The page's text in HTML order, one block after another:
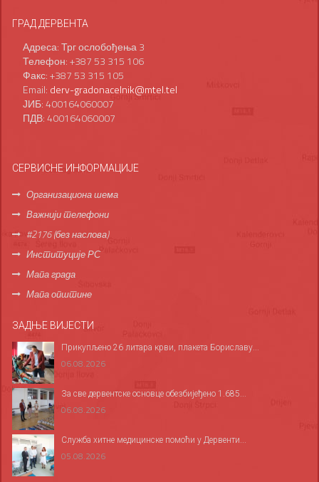
ГРАД ДЕРВЕНТА
Адреса: Трг ослобођења 3
Телефон: +387 53 315 106
Факс: +387 53 315 105
Email: derv-gradonacelnik@mtel.tel
ЈИБ: 400164060007
ПДВ: 400164060007
СЕРВИСНЕ ИНФОРМАЦИЈЕ
Организациона шема
Важнији телефони
#2176 (без наслова)
Институције РС
Мапа града
Мапа општине
ЗАДЊЕ ВИЈЕСТИ
Прикупљено 26 литара крви, плакета Бориславу...
06.08.2026
За све дервентске основце обезбијеђено 1.685...
06.08.2026
Служба хитне медицинске помоћи у Дервенти...
05.08.2026